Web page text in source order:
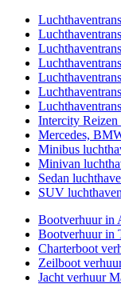
Intercity
Mercedes,
Minibus
Minivan
Sedan
SUV
Bootverhuur in
Bootverhuur in
Charterboot
Zeilboot
Jacht verhuur